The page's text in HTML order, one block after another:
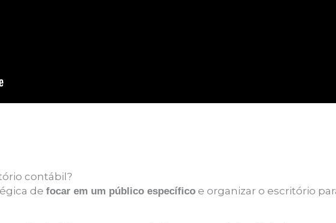
contábil?
de focar em um público específicoe organizar o escritório